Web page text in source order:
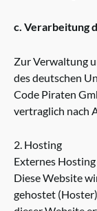
c. Verarbeitung
Zur Verwaltung
des deutschen
Code Piraten
vertraglich nach
2. Hosting
Externes Hosting
Diese Website
gehostet